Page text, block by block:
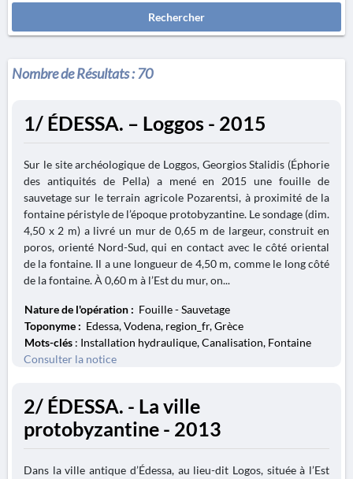
Rechercher
Nombre de Résultats :70
1/ ÉDESSA. – Loggos - 2015
Sur le site archéologique de Loggos, Georgios Stalidis (Éphorie
des antiquités de Pella) a mené en 2015 une fouille de
sauvetage sur le terrain agricole Pozarentsi, à proximité de la
fontaine péristyle de l’époque protobyzantine. Le sondage (dim.
4,50 x 2 m) a livré un mur de 0,65 m de largeur, construit en
poros, orienté Nord-Sud, qui en contact avec le côté oriental
de la fontaine. Il a une longueur de 4,50 m, comme le long côté
de la fontaine. À 0,60 m à l’Est du mur, on...
Nature de l'opération : Fouille - Sauvetage
Toponyme : Edessa, Vodena, region_fr, Grèce
Mots-clés : Installation hydraulique, Canalisation, Fontaine
Consulter la notice
2/ ÉDESSA. - La ville
protobyzantine - 2013
Dans la ville antique d’Édessa, au lieu-dit Logos, située à l’Est